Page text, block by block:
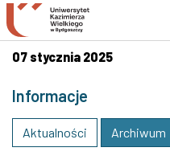
Przejdź do wyszukiwarki
Przejdź do treści
Przejdź do stopki -
07 stycznia 2025
Informacje
Aktualności Archiwum